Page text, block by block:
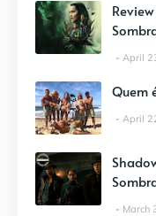
April
Quem
April
March